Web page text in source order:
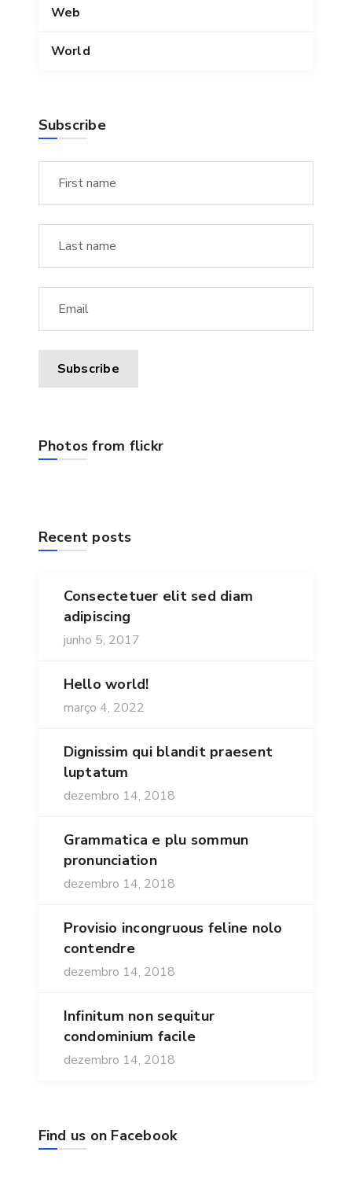
Web
World
Subscribe
Photos from flickr
Recent posts
Consectetuer elit sed diam
adipiscing
junho 5, 2017
Hello world!
março 4, 2022
Dignissim qui blandit praesent
luptatum
dezembro 14, 2018
Grammatica e plu sommun
pronunciation
dezembro 14, 2018
Provisio incongruous feline nolo
contendre
dezembro 14, 2018
Infinitum non sequitur
condominium facile
dezembro 14, 2018
Find us on Facebook